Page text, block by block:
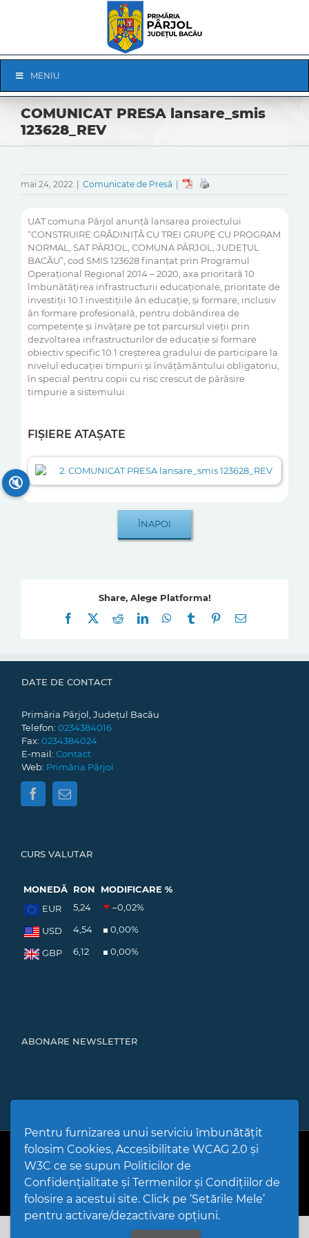
Pentru furnizarea unui serviciu îmbunătățit
folosim Cookies, Accesibilitate WCAG 2.0 și
W3C ce se supun Politicilor de
Confidențialitate și Termenilor și Condițiilor de
folosire a acestui site. Click pe ‘Setările Mele’
pentru activare/dezactivare opțiuni.
Navigation
MENIU
COMUNICAT PRESA lansare_smis
123628_REV
mai 24, 2022 Comunicate de Presă
UAT comuna Pârjol anunță lansarea proiectului
“CONSTRUIRE GRĂDINIȚĂ CU TREI GRUPE CU PROGRAM
NORMAL, SAT PÂRJOL, COMUNA PÂRJOL, JUDEȚUL
BACĂU”, cod SMIS 123628 finanțat prin Programul
Operaţional Regional 2014 – 2020, axa prioritară 10
îmbunătățirea infrastructurii educaționale, prioritate de
investiții 10.1 investițiile ân educație, și formare, inclusiv
ân formare profesională, pentru dobândirea de
competențe și învățare pe tot parcursul vieții prin
dezvoltarea infrastructurilor de educație și formare
obiectiv specific 10.1 creșterea gradului de participare la
nivelul educaţiei timpurii şi învăţământului obligatoriu,
în special pentru copii cu risc crescut de părăsire
timpurie a sistemului.
FIȘIERE ATAȘATE
2. COMUNICAT PRESA lansare_smis 123628_REV
Share, Alege Platforma!
Facebook
RedditLinkedInWhatsApp
Tumblr Pinterest
E-
DATE DE CONTACT
Primăria Pârjol, Județul Bacău
Telefon: 0234384016
Fax: 0234384024
E-mail: Contact
Web: Primăria Pârjol
CURS VALUTAR
MONEDĂ RON
MODIFICARE %
EUR
5,24 –0,02%
USD 4,54 0,00%
GBP 6,12 0,00%
ABONARE NEWSLETTER
PPW @2026 |Hartă Website|Setări Cookies și Accesibilitate
Politică de utilizare Cookies|Politică de confidențialitate site
Termeni și condiții de utilizare a site-ului
🔇